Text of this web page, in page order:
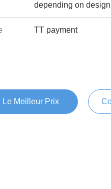
depending on design
TT payment
Le Meilleur Prix